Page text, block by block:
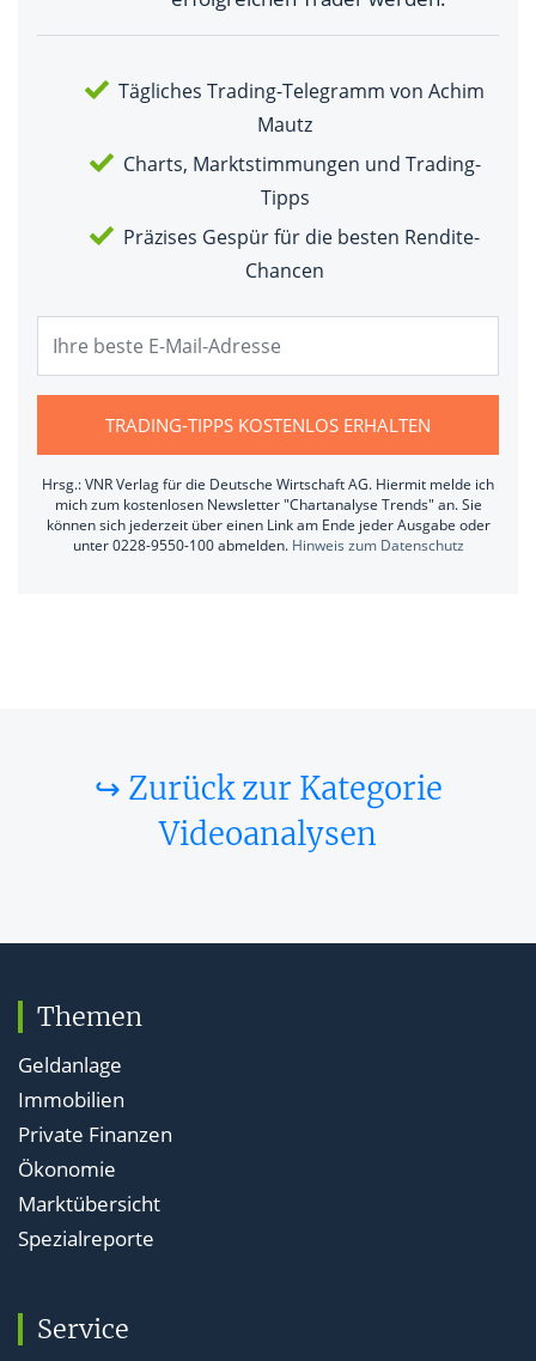
Tägliches Trading-Telegramm von Achim
Mautz
Charts, Marktstimmungen und Trading-
Tipps
Präzises Gespür für die besten Rendite-
Chancen
TRADING-TIPPS KOSTENLOS ERHALTEN
Hrsg.: VNR Verlag für die Deutsche Wirtschaft AG. Hiermit melde ich
mich zum kostenlosen Newsletter "Chartanalyse Trends" an. Sie
können sich jederzeit über einen Link am Ende jeder Ausgabe oder
unter 0228-9550-100 abmelden. Hinweis zum Datenschutz
↪ Zurück zur Kategorie
Videoanalysen
Themen
Geldanlage
Immobilien
Private Finanzen
Ökonomie
Marktübersicht
Spezialreporte
Service